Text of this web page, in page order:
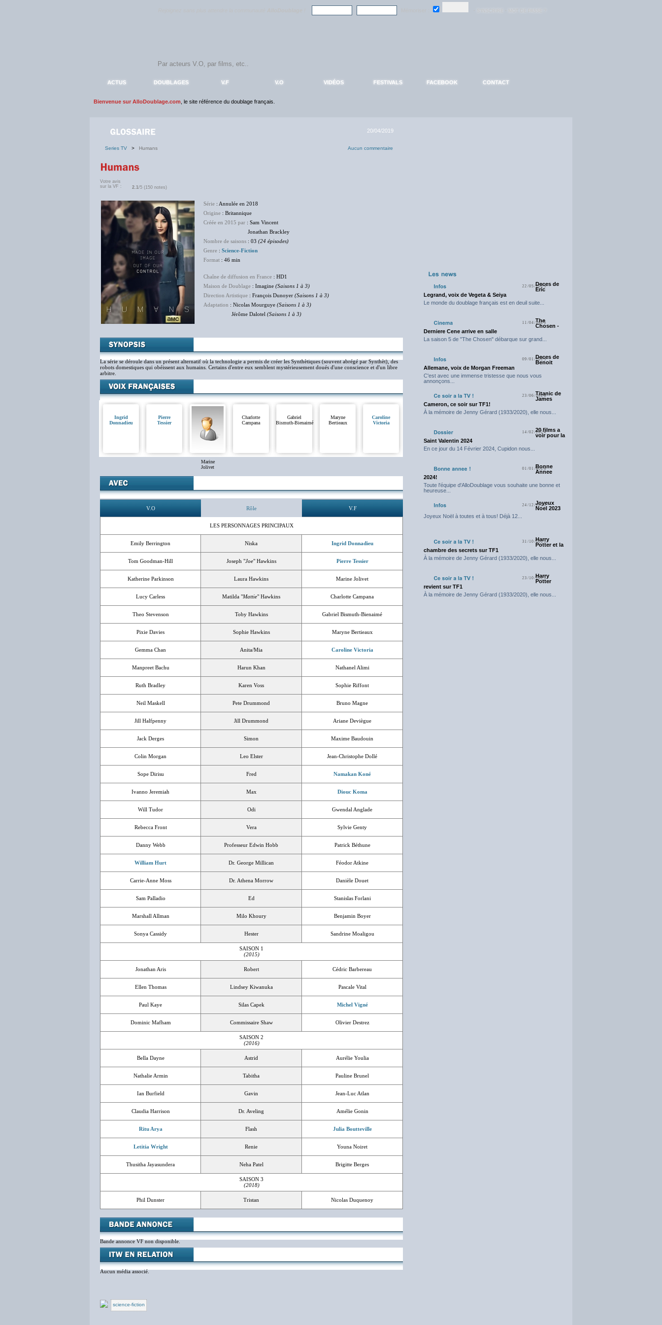
ACTUS DOUBLAGES V.F V.O VIDÉOS FESTIVALS FACEBOOK CONTACT
Bienvenue sur AlloDoublage.com , le site référence du doublage français.
20/04/2019
Series TV > Humans Aucun commentaire
Votre avis
sur la VF :
2.1/5 (150 notes)
Série : Annulée en 2018
Origine : Britannique
Créée en 2015 par : Sam Vincent
Jonathan Brackley
Nombre de saisons : 03 (24 épisodes)
Genre : Science-Fiction
Format : 46 min
Chaîne de diffusion en France : HD1
Maison de Doublage : Imagine (Saisons 1 à 3)
Direction Artistique : François Dunoyer (Saisons 1 à 3)
Adaptation : Nicolas Mourguye (Saisons 1 à 3)
Jérôme Dalotel (Saisons 1 à 3)
La série se déroule dans un présent alternatif où la technologie a permis de créer les Synthètiques (souvent abrégé par Synthèt), des
robots domestiques qui obéissent aux humains. Certains d'entre eux semblent mystérieusement doués d'une conscience et d'un libre
arbitre.
Ingrid
Donnadieu
Pierre
Tessier
Marine
Jolivet
Charlotte
Campana
Gabriel
Bismuth-Bienaimé
Maryne
Bertieaux
Caroline
Victoria
V.O Rôle V.F
LES PERSONNAGES PRINCIPAUX
Emily Berrington Niska Ingrid Donnadieu
Tom Goodman-Hill Joseph "Joe" Hawkins Pierre Tessier
Katherine Parkinson Laura Hawkins Marine Jolivet
Lucy Carless Matilda "Mattie" Hawkins Charlotte Campana
Theo Stevenson Toby Hawkins Gabriel Bismuth-Bienaimé
Pixie Davies Sophie Hawkins Maryne Bertieaux
Gemma Chan Anita/Mia Caroline Victoria
Manpreet Bachu Harun Khan Nathanel Alimi
Ruth Bradley Karen Voss Sophie Riffont
Neil Maskell Pete Drummond Bruno Magne
Jill Halfpenny Jill Drummond Ariane Deviègue
Jack Derges Simon Maxime Baudouin
Colin Morgan Leo Elster Jean-Christophe Dollé
Sope Dirisu Fred Namakan Koné
Ivanno Jeremiah Max Diouc Koma
Will Tudor Odi Gwendal Anglade
Rebecca Front Vera Sylvie Genty
Danny Webb Professeur Edwin Hobb Patrick Béthune
William Hurt Dr. George Millican Féodor Atkine
Carrie-Anne Moss Dr. Athena Morrow Danièle Douet
Sam Palladio Ed Stanislas Forlani
Marshall Allman Milo Khoury Benjamin Boyer
Sonya Cassidy Hester Sandrine Moaligou
SAISON 1
(2015)
Jonathan Aris Robert Cédric Barbereau
Ellen Thomas Lindsey Kiwanuka Pascale Vital
Paul Kaye Silas Capek Michel Vigné
Dominic Mafham Commissaire Shaw Olivier Destrez
SAISON 2
(2016)
Bella Dayne Astrid Aurélie Youlia
Nathalie Armin Tabitha Pauline Brunel
Ian Burfield Gavin Jean-Luc Atlan
Claudia Harrison Dr. Aveling Amélie Gonin
Ritu Arya Flash Julia Boutteville
Letitia Wright Renie Youna Noiret
Thusitha Jayasundera Neha Patel Brigitte Berges
SAISON 3
(2018)
Phil Dunster Tristan Nicolas Duquenoy
Bande annonce VF non disponible.
Aucun média associé.
science-fiction
22/05/2025Deces de
Eric
Legrand, voix de Vegeta & Seiya
Le monde du doublage français est en deuil suite...
11/04/2025
The
Chosen -
Derniere Cene arrive en salle
La saison 5 de "The Chosen" débarque sur grand...
09/01/2025Deces de
Benoit
Allemane, voix de Morgan Freeman
C'est avec une immense tristesse que nous vous
annonçons...
23/06/2024Titanic de
James
Cameron, ce soir sur TF1!
À la mémoire de Jenny Gérard (1933/2020), elle nous...
14/02/202420 films a
voir pour la
Saint Valentin 2024
En ce jour du 14 Février 2024, Cupidon nous...
01/01/2024
Bonne
Annee
2024!
Toute l'équipe d'AlloDoublage vous souhaite une bonne et
heureuse...
24/12/2023
Joyeux
Noel 2023
Joyeux Noël à toutes et à tous! Déjà 12...
31/10/2023
Harry
Potter et la
chambre des secrets sur TF1
À la mémoire de Jenny Gérard (1933/2020), elle nous...
23/10/2023
Harry
Potter
revient sur TF1
À la mémoire de Jenny Gérard (1933/2020), elle nous...